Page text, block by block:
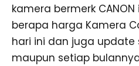
kamera bermerk
berapa harga Kamera
hari ini dan juga
maupun setiap